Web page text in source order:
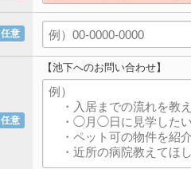
任意
任意
【池下へのお問い合わせ】